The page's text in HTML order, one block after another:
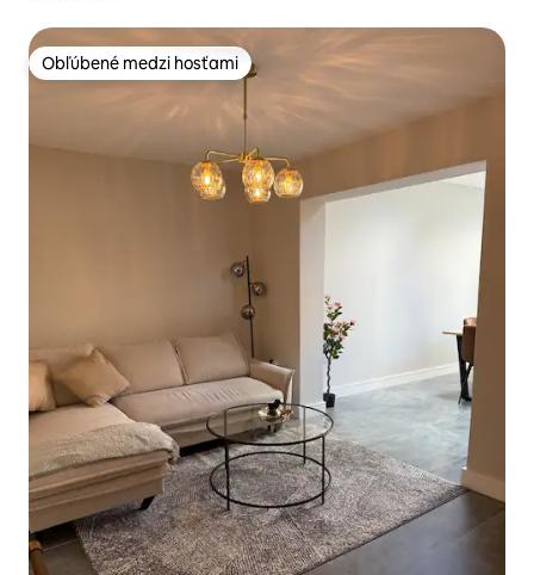
Obľúbené medzi hosťami
Obľúbené medzi hosťami